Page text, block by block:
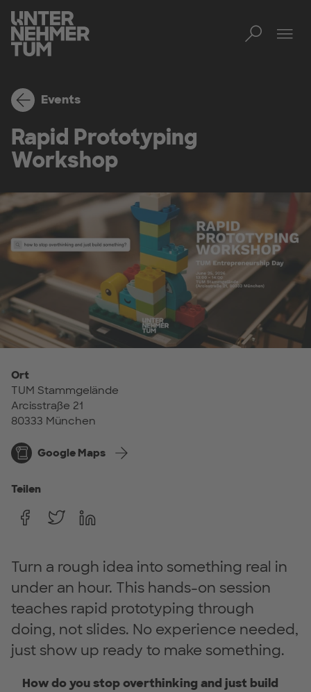
Events
Rapid Prototyping
Workshop
Ort
TUM Stammgelände
Arcisstraße 21
80333 München
Google Maps
Teilen
Turn a rough idea into something real in
under an hour. This hands-on session
teaches rapid prototyping through
doing, not slides. No experience needed,
just show up ready to make something.
How do you stop overthinking and just build